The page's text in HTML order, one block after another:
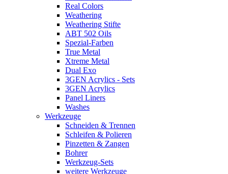
Real Colors
Weathering
Weathering Stifte
ABT 502 Oils
Spezial-Farben
True Metal
Xtreme Metal
Dual Exo
3GEN Acrylics - Sets
3GEN Acrylics
Panel Liners
Washes
Werkzeuge
Schneiden & Trennen
Schleifen & Polieren
Pinzetten & Zangen
Bohrer
Werkzeug-Sets
weitere Werkzeuge